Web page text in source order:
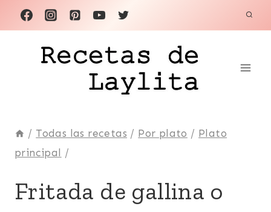
Saltar
al
contenido
/ Todas las recetas / Por plato / Plato
principal
/
Fritada de gallina o